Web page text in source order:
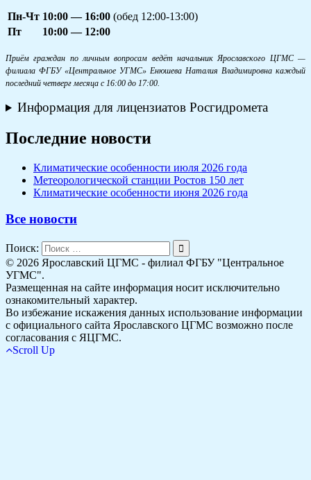
Пн-Чт 10:00 — 16:00 (обед 12:00-13:00)
Пт
10:00 — 12:00
Приём граждан по личным вопросам ведёт начальник Ярославского ЦГМС —
филиала ФГБУ «Центральное УГМС» Енюшева Наталия Владимировна каждый
последний четверг месяца с 16:00 до 17:00.
Информация для лицензиатов Росгидромета
Последние новости
Климатические особенности июля 2026 года
Метеорологической станции Ростов 150 лет
Климатические особенности июня 2026 года
Все новости
Поиск:
© 2026 Ярославский ЦГМС - филиал ФГБУ "Центральное
УГМС".
Размещенная на сайте информация носит исключительно
ознакомительный характер.
Во избежание искажения данных использование информации
с официального сайта Ярославского ЦГМС возможно после
согласования с ЯЦГМС.
Scroll Up